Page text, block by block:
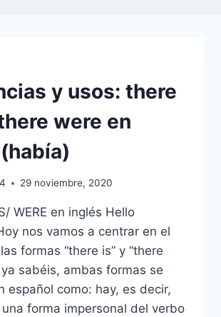
y usos: there
were en
29 noviembre, 2020
WERE en inglés Hello
nos vamos a centrar en el
formas “there is” y “there
ya sabéis, ambas formas se
español como: hay, es decir,
forma impersonal del verbo